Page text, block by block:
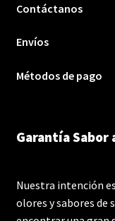
Contáctanos
Envíos
Métodos de pago
Garantía Sabor
Nuestra intención
olores y sabores de